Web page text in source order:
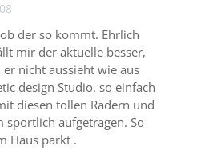
der so kommt. Ehrlich
mir der aktuelle besser,
nicht aussieht wie aus
design Studio. so einfach
diesen tollen Rädern und
sportlich aufgetragen. So
Haus parkt .